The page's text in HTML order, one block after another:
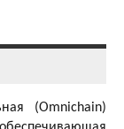
(Omnichain)